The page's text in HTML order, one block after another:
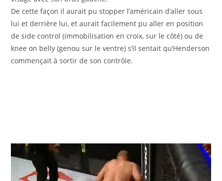
De cette façon il aurait pu stopper l’américain d’aller sous
lui et derrière lui, et aurait facilement pu aller en position
de side control (immobilisation en croix, sur le côté) ou de
knee on belly (genou sur le ventre) s’il sentait qu’Henderson
commençait à sortir de son contrôle.